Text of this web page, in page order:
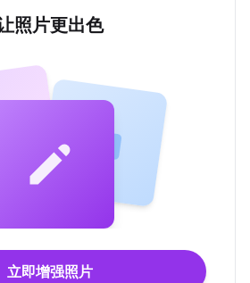
照片更出色
立即增强照片